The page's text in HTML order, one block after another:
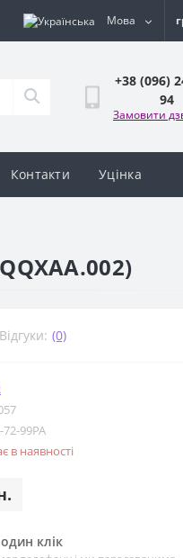
Мова
+38 (096)
94
Замовити
Контакти Уцінка
Відгуки: (0)
99PA
в наявності
клік